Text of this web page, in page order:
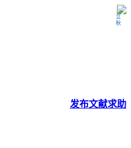
立秋
发布文献求助